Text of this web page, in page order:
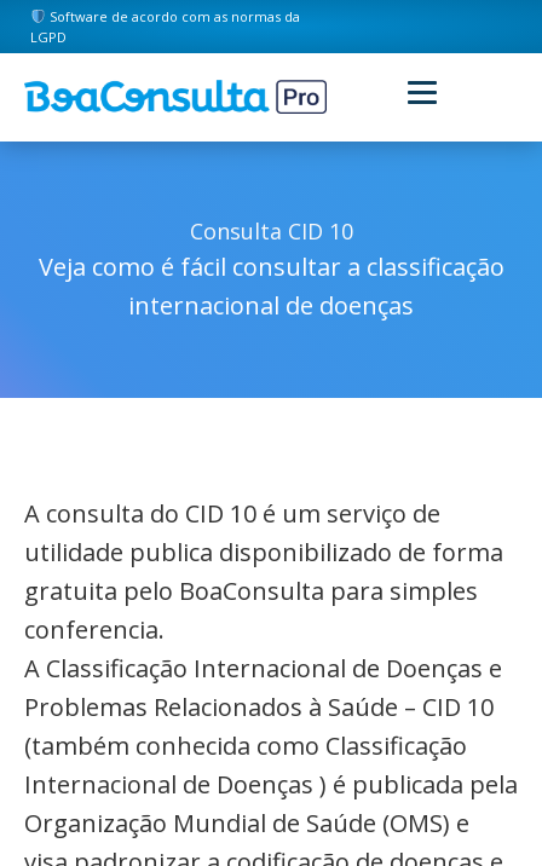
Software de acordo com as normas da
LGPD
Consulta CID 10
Veja como é fácil consultar a classificação
internacional de doenças
A consulta do CID 10 é um serviço de
utilidade publica disponibilizado de forma
gratuita pelo BoaConsulta para simples
conferencia.
A Classificação Internacional de Doenças e
Problemas Relacionados à Saúde – CID 10
(também conhecida como Classificação
Internacional de Doenças ) é publicada pela
Organização Mundial de Saúde (OMS) e